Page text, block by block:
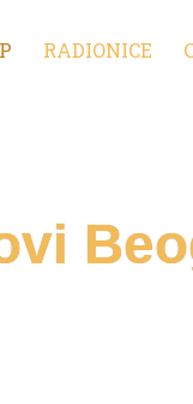
RADIONICE